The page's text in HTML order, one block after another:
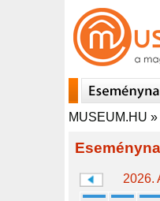
MUSEUM.HU »
2026.